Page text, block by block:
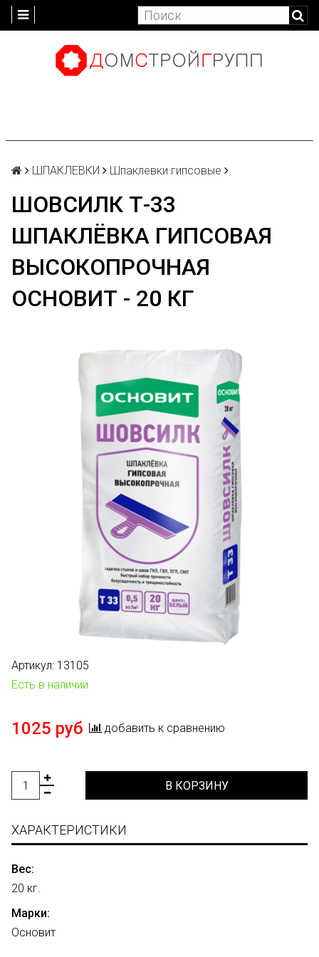
ШПАКЛЕВКИ Шпаклевки гипсовые
ШОВСИЛК Т-33
ШПАКЛЁВКА ГИПСОВАЯ
ВЫСОКОПРОЧНАЯ
ОСНОВИТ - 20 КГ
Артикул: 13105
Есть в наличии
1025 руб добавить к сравнению
В КОРЗИНУ
ХАРАКТЕРИСТИКИ
Вес:
20 кг.
Марки:
Основит